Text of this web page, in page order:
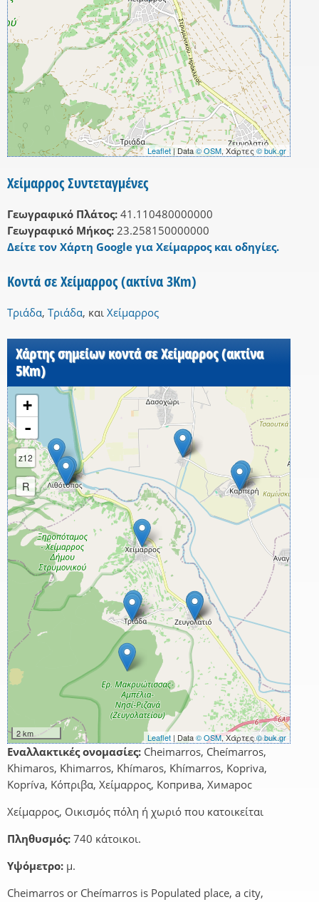
Leaflet| Data© OSM, Χάρτες© buk.gr
Χείμαρρος Συντεταγμένες
Γεωγραφικό Πλάτος: 41.110480000000
Γεωγραφικό Μήκος: 23.258150000000
Δείτε τον Χάρτη Google για Χείμαρρος και οδηγίες.
Κοντά σε Χείμαρρος (ακτίνα 3Km)
Τριάδα, Τριάδα, και Χείμαρρος
Χάρτης σημείων κοντά σε Χείμαρρος (ακτίνα
5Km)
+
-
z12
R
2 km Leaflet | Data© OSM, Χάρτες© buk.gr
Εναλλακτικές ονομασίες: Cheimarros, Cheímarros,
Khimaros, Khimarros, Khímaros, Khímarros, Kopriva,
Kopríva, Κόπριβα, Χείμαρρος, Коприва, Химарос
Χείμαρρος, Οικισμός πόλη ή χωριό που κατοικείται
Πληθυσμός: 740 κάτοικοι.
Υψόμετρο: μ.
Cheimarros or Cheímarros is Populated place, a city,